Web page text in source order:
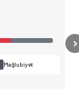
Mağlubiyet